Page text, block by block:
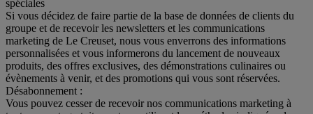
spéciales
Si vous décidez de faire partie de la base de données de clients du
groupe et de recevoir les newsletters et les communications
marketing de Le Creuset, nous vous enverrons des informations
personnalisées et vous informerons du lancement de nouveaux
produits, des offres exclusives, des démonstrations culinaires ou
évènements à venir, et des promotions qui vous sont réservées.
Désabonnement :
Vous pouvez cesser de recevoir nos communications marketing à